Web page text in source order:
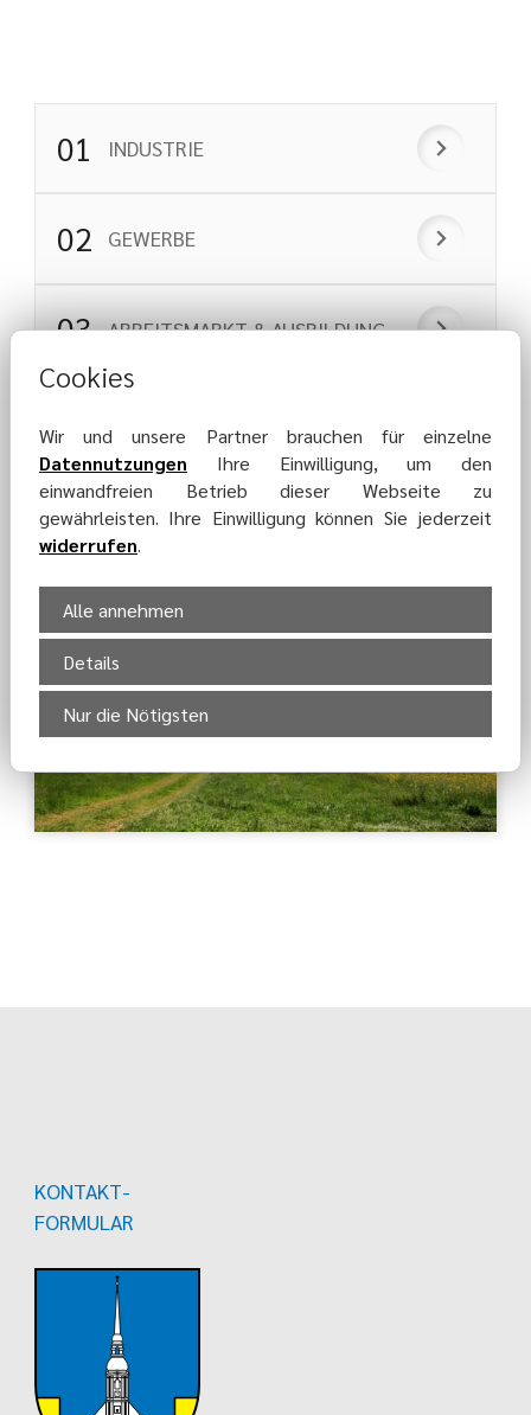
INDUSTRIE
GEWERBE
ARBEITSMARKT & AUSBILDUNG
KONTAKT-
FORMULAR
Cookies
Wir und unsere Partner brauchen für einzelne
Datennutzungen Ihre Einwilligung, um den
einwandfreien Betrieb dieser Webseite zu
gewährleisten. Ihre Einwilligung können Sie jederzeit
widerrufen.
Alle annehmen
Details
Nur die Nötigsten